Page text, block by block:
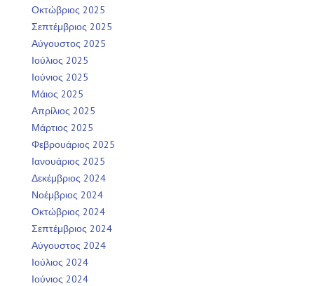
Οκτώβριος 2025
Σεπτέμβριος 2025
Αύγουστος 2025
Ιούλιος 2025
Ιούνιος 2025
Μάιος 2025
Απρίλιος 2025
Μάρτιος 2025
Φεβρουάριος 2025
Ιανουάριος 2025
Δεκέμβριος 2024
Νοέμβριος 2024
Οκτώβριος 2024
Σεπτέμβριος 2024
Αύγουστος 2024
Ιούλιος 2024
Ιούνιος 2024